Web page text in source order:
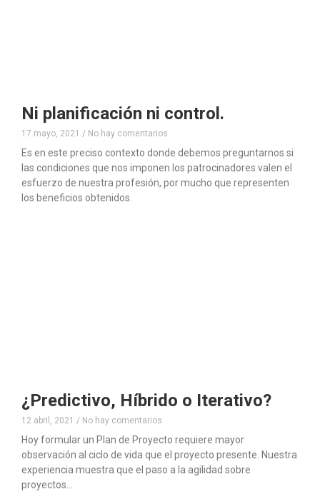
Ni planificación ni control.
17 mayo, 2021 No hay comentarios
Es en este preciso contexto donde debemos preguntarnos si
las condiciones que nos imponen los patrocinadores valen el
esfuerzo de nuestra profesión, por mucho que representen
los beneficios obtenidos.
¿Predictivo, Híbrido o Iterativo?
12 abril, 2021 No hay comentarios
Hoy formular un Plan de Proyecto requiere mayor
observación al ciclo de vida que el proyecto presente. Nuestra
experiencia muestra que el paso a la agilidad sobre
proyectos…